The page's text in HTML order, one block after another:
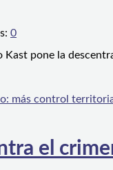
0
pone la
el